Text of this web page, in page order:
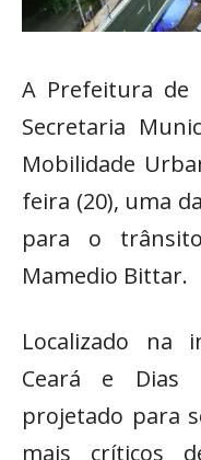
A Prefeitura de
Secretaria
Mobilidade
feira (20), uma
para o
Mamedio Bittar.
Localizado na
Ceará e Dias
projetado para
mais críticos